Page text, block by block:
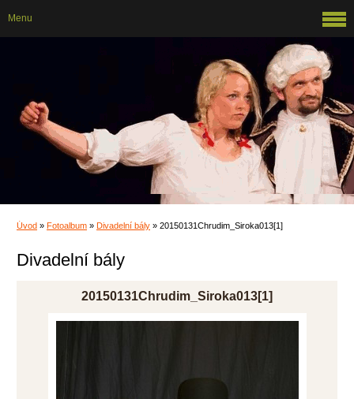
Úvod » Fotoalbum » Divadelní bály » 20150131Chrudim_Siroka013[1]
Divadelní bály
20150131Chrudim_Siroka013[1]
Menu